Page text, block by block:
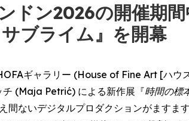
ドン2026の開催期
ブライム』を開幕
ギャラリー (House of Fine Art [ハウ
チ (Maja Petrić) による新作展『時間の標
ないデジタルプロダクションがますま